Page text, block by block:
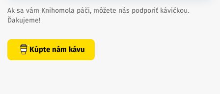
Ak sa vám Knihomola páči, môžete nás podporiť kávičkou.
Ďakujeme!
Kúpte nám kávu